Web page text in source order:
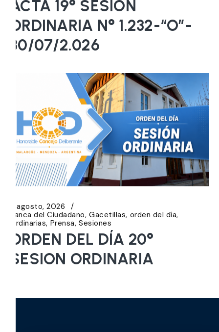
ACTA 19° SESIÓN
ORDINARIA N° 1.232-“O”-
30/07/2.026
5 agosto, 2026
Banca del Ciudadano Gacetillas orden del día
Ordinarias Prensa Sesiones
ORDEN DEL DÍA 20°
SESION ORDINARIA